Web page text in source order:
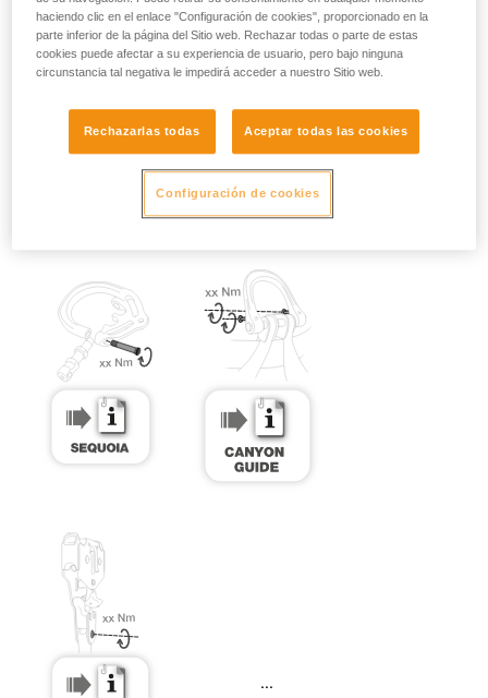
...
haciendo clic en el enlace "Configuración de cookies", proporcionado en la
parte inferior de la página del Sitio web. Rechazar todas o parte de estas
cookies puede afectar a su experiencia de usuario, pero bajo ninguna
circunstancia tal negativa le impedirá acceder a nuestro Sitio web.
Rechazarlas todas Aceptar todas las cookies
Configuración de cookies